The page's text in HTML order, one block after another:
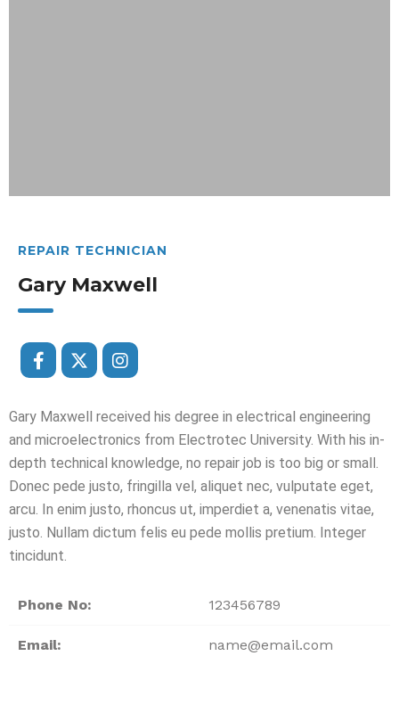
REPAIR TECHNICIAN
Gary Maxwell
Gary Maxwell received his degree in electrical engineering
and microelectronics from Electrotec University. With his in-
depth technical knowledge, no repair job is too big or small.
Donec pede justo, fringilla vel, aliquet nec, vulputate eget,
arcu. In enim justo, rhoncus ut, imperdiet a, venenatis vitae,
justo. Nullam dictum felis eu pede mollis pretium. Integer
tincidunt.
Phone No: 123456789
Email: name@email.com